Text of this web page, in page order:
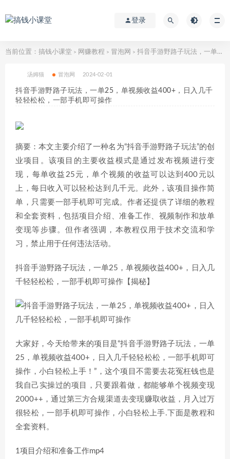
登录
当前位置： 搞钱小课堂 > 网赚教程 > 冒泡网 > 抖音手游野路子玩法，一单25，单视频收益400+，日入几千轻轻松松，一部手机即可操作
汤姆猫 冒泡网 2024-02-01
抖音手游野路子玩法，一单25，单视频收益400+，日入几千
轻轻松松，一部手机即可操作
摘要：本文主要介绍了一种名为“抖音手游野路子玩法”的创
业项目。该项目的主要收益模式是通过发布视频进行变
现，每单收益25元，单个视频的收益可以达到400元以
上，每日收入可以轻松达到几千元。此外，该项目操作简
单，只需要一部手机即可完成。作者还提供了详细的教程
和全套资料，包括项目介绍、准备工作、视频制作和放单
变现等步骤。但作者强调，本教程仅用于技术交流和学
习，禁止用于任何违法活动。
抖音手游野路子玩法，一单25，单视频收益400+，日入几
千轻轻松松，一部手机即可操作【揭秘】
大家好，今天给带来的项目是“抖音手游野路子玩法，一单
25，单视频收益400+，日入几千轻轻松松，一部手机即可
操作，小白轻松上手！”，这个项目不需要去花冤枉钱也是
我自己实操过的项目，只要跟着做，都能够单个视频变现
2000++，通过第三方合规渠道去变现赚取收益，月入过万
很轻松，一部手机即可操作，小白轻松上手.下面是教程和
全套资料。
1项目介绍和准备工作mp4